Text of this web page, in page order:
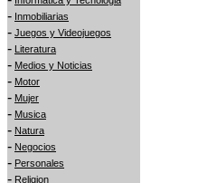
- Inmobiliarias
- Juegos y Videojuegos
- Literatura
- Medios y Noticias
- Motor
- Mujer
- Musica
- Natura
- Negocios
- Personales
- Religion